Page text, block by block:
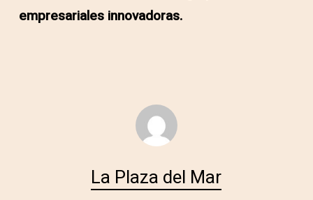
empresariales innovadoras.
La Plaza del Mar